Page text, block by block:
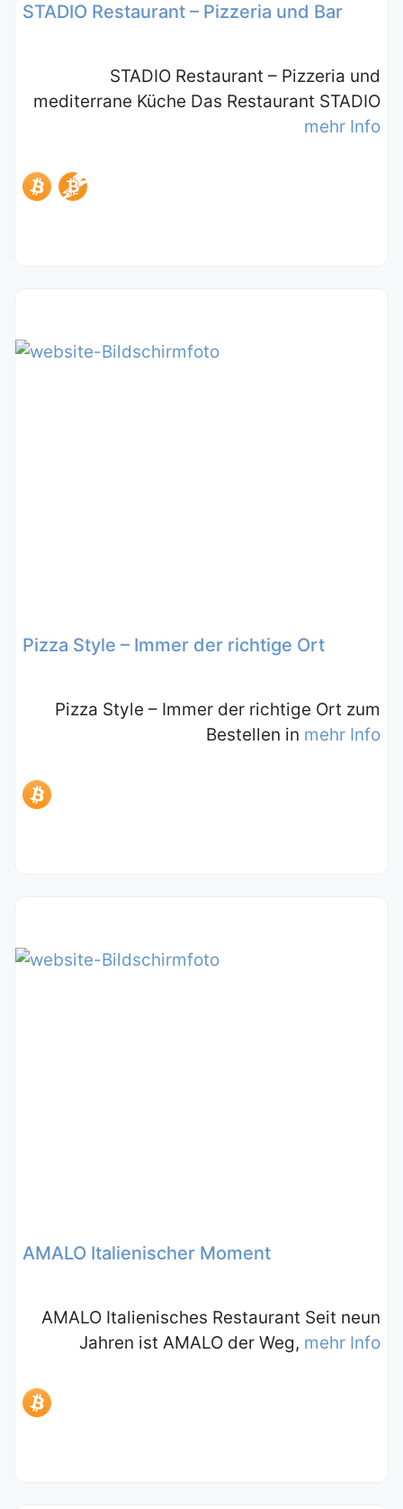
STADIO Restaurant – Pizzeria und Bar
STADIO Restaurant – Pizzeria und
mediterrane Küche Das Restaurant STADIO
mehr Info
Pizza Style – Immer der richtige Ort
Pizza Style – Immer der richtige Ort zum
Bestellen in mehr Info
AMALO Italienischer Moment
AMALO Italienisches Restaurant Seit neun
Jahren ist AMALO der Weg, mehr Info